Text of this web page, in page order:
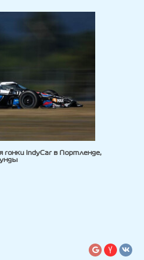
гонки IndyCar в Портленде,